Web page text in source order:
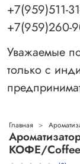
+7(959)511-
Уважаемые
только с
Главная
КОФЕ/Coffee